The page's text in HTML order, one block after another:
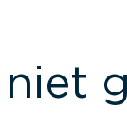
niet